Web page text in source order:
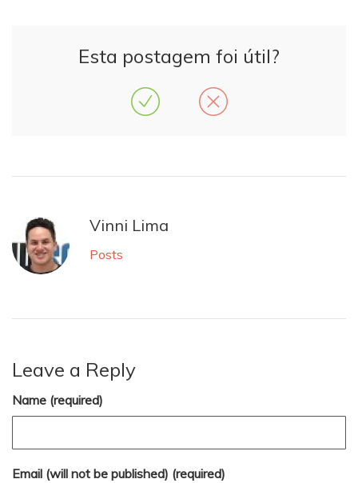
Esta postagem foi útil?
Vinni Lima
Posts
Leave a Reply
Name (required)
Email (will not be published) (required)